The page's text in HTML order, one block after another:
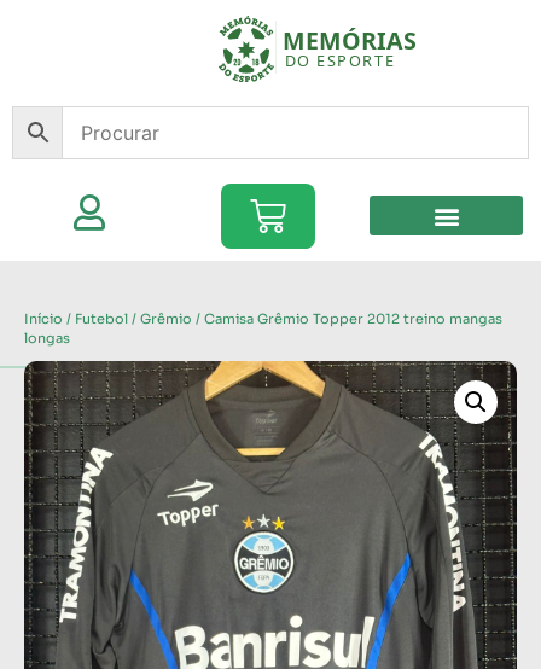
Início / Futebol / Grêmio / Camisa Grêmio Topper 2012 treino mangas
longas